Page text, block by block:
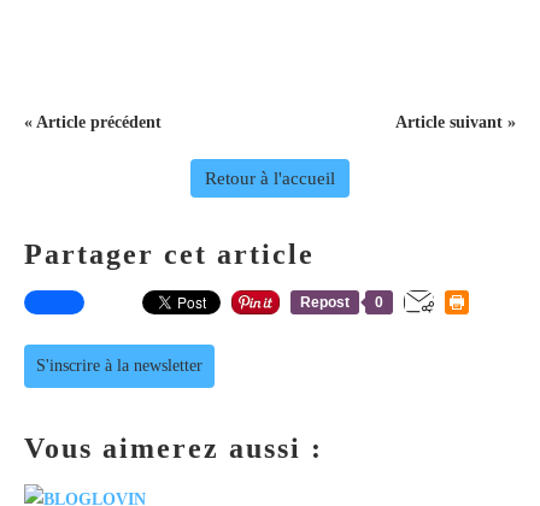
« Article précédent Article suivant »
Retour à l'accueil
Partager cet article
Repost 0
S'inscrire à la newsletter
Vous aimerez aussi :